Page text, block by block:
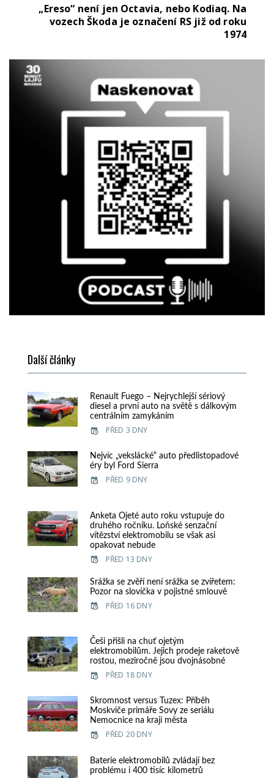
„Ereso“ není jen Octavia, nebo Kodiaq. Na
vozech Škoda je označení RS již od roku
1974
Další články
Renault Fuego – Nejrychlejší sériový
diesel a první auto na světě s dálkovým
centrálním zamykáním
PŘED 3 DNY
Nejvíc „vekslácké“ auto předlistopadové
éry byl Ford Sierra
PŘED 9 DNY
Anketa Ojeté auto roku vstupuje do
druhého ročníku. Loňské senzační
vítězství elektromobilu se však asi
opakovat nebude
PŘED 13 DNY
Srážka se zvěří není srážka se zvířetem:
Pozor na slovíčka v pojistné smlouvě
PŘED 16 DNY
Češi přišli na chuť ojetým
elektromobilům. Jejich prodeje raketově
rostou, meziročně jsou dvojnásobné
PŘED 18 DNY
Skromnost versus Tuzex: Příběh
Moskviče primáře Sovy ze seriálu
Nemocnice na kraji města
PŘED 20 DNY
Baterie elektromobilů zvládají bez
problému i 400 tisíc kilometrů